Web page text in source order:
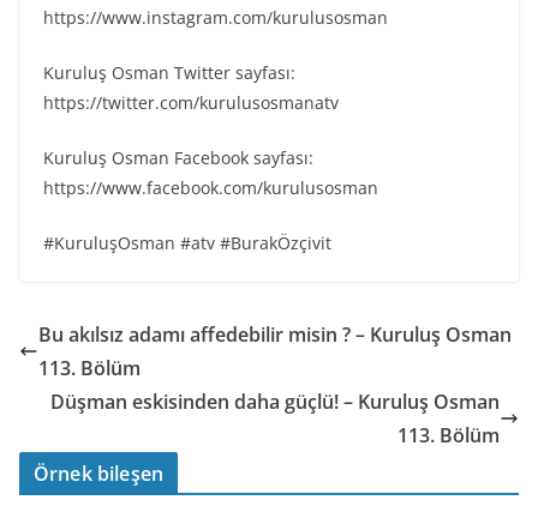
https://www.instagram.com/kurulusosman
Kuruluş Osman Twitter sayfası:
https://twitter.com/kurulusosmanatv
Kuruluş Osman Facebook sayfası:
https://www.facebook.com/kurulusosman
#KuruluşOsman #atv #BurakÖzçivit
Bu akılsız adamı affedebilir misin ? – Kuruluş Osman
113. Bölüm
Düşman eskisinden daha güçlü! – Kuruluş Osman
113. Bölüm
Örnek bileşen